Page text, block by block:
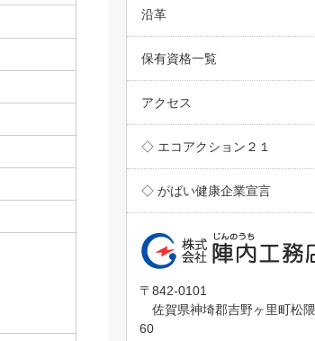
沿革
保有資格一覧
アクセス
◇ エコアクション２１
◇ がばい健康企業宣言
〒842-0101
佐賀県神埼郡吉野ヶ里町松隈
60